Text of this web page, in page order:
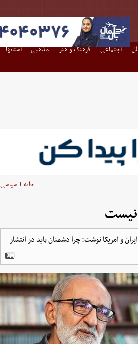
اجتماعی فرهنگ و هنر مذهبی استانها
خانه | سیاسی
نیست
و امریکا نوشت: چرا دشمنان باید در انتشار